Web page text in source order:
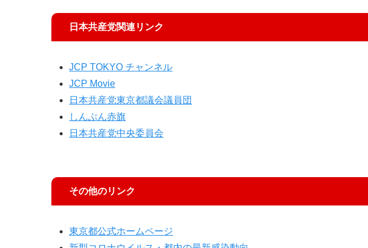
日本共産党関連リンク
JCP TOKYO チャンネル
JCP Movie
日本共産党東京都議会議員団
しんぶん赤旗
日本共産党中央委員会
その他のリンク
東京都公式ホームページ